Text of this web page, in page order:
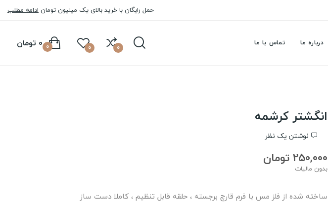
حمل رایگان با خرید بالای یک میلیون تومان ادامه مطلب
درباره ما تماس با ما 0
0 0 تومان 0
انگشتر کرشمه
نوشتن یک نظر
250,000 تومان
بدون مالیات
ساخته شده از فلز مس با فرم قارچ برجسته ، حلقه قابل تنظیم ، کاملا دست ساز